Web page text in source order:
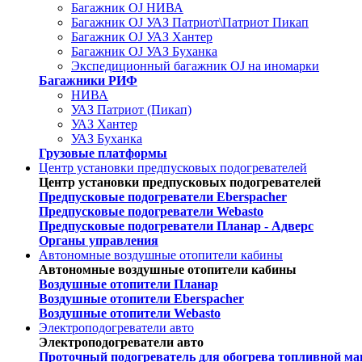
Багажник OJ НИВА
Багажник OJ УАЗ Патриот\Патриот Пикап
Багажник OJ УАЗ Хантер
Багажник OJ УАЗ Буханка
Экспедиционный багажник OJ на иномарки
Багажники РИФ
НИВА
УАЗ Патриот (Пикап)
УАЗ Хантер
УАЗ Буханка
Грузовые платформы
Центр установки предпусковых подогревателей
Центр установки предпусковых подогревателей
Предпусковые подогреватели Eberspacher
Предпусковые подогреватели Webasto
Предпусковые подогреватели Планар - Адверс
Органы управления
Автономные воздушные отопители кабины
Автономные воздушные отопители кабины
Воздушные отопители Планар
Воздушные отопители Eberspacher
Воздушные отопители Webasto
Электроподогреватели авто
Электроподогреватели авто
Проточный подогреватель для обогрева топливной